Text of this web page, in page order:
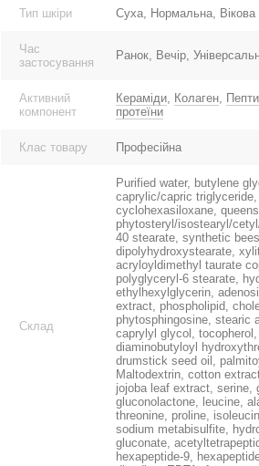
Тип шкіри Суха, Нормальна, Вікова
Час
застосування
Ранок, Вечір,
Активний
компонент
Кераміди, Колаген,
протеїни
Клас товару Професійна
Склад
Purified water, butylene
caprylic/capric
cyclohexasiloxane,
phytosteryl/isostearyl/
40 stearate, synthetic
dipolyhydroxystearate,
acryloyldimethyl taurate
polyglyceryl-6 stearate,
ethylhexylglycerin,
extract, phospholipid,
phytosphingosine, stearic
caprylyl glycol,
diaminobutyloyl
drumstick seed oil,
Maltodextrin, cotton
jojoba leaf extract, serine,
gluconolactone, leucine,
threonine, proline,
sodium metabisulfite,
gluconate,
hexapeptide-9,